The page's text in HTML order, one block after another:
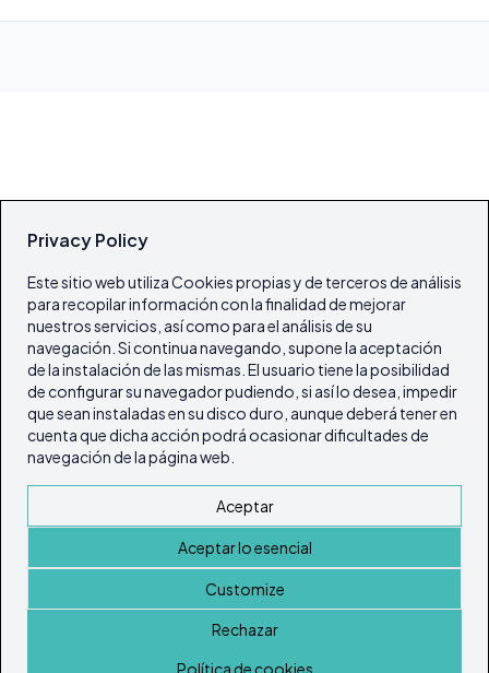
Privacy Policy
Este sitio web utiliza Cookies propias y de terceros de análisis
para recopilar información con la finalidad de mejorar
nuestros servicios, así como para el análisis de su
navegación. Si continua navegando, supone la aceptación
de la instalación de las mismas. El usuario tiene la posibilidad
de configurar su navegador pudiendo, si así lo desea, impedir
que sean instaladas en su disco duro, aunque deberá tener en
cuenta que dicha acción podrá ocasionar dificultades de
navegación de la página web.
Aceptar
Aceptar lo esencial
Customize
Rechazar
Política de cookies